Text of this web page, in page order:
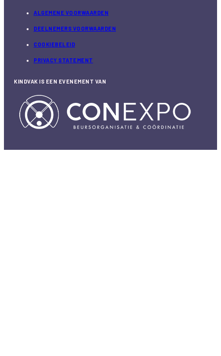
ALGEMENE VOORWAARDEN
DEELNEMERS VOORWAARDEN
COOKIEBELEID
PRIVACY STATEMENT
KINDVAK IS EEN EVENEMENT VAN